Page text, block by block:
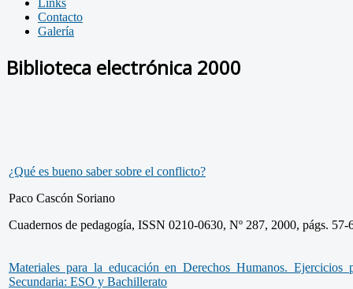
Links
Contacto
Galería
Biblioteca electrónica 2000
¿Qué es bueno saber sobre el conflicto?
Paco Cascón Soriano
Cuadernos de pedagogía, ISSN 0210-0630, Nº 287, 2000, págs. 57-
Materiales para la educación en Derechos Humanos. Ejercicios
Secundaria: ESO y Bachillerato